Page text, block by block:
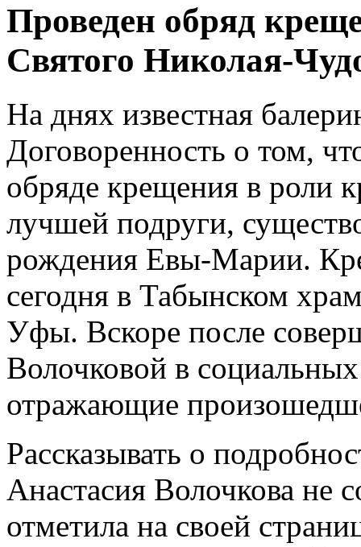
Проведен обряд
Святого Николая-
На днях известная
Договоренность о том,
обряде крещения в роли
лучшей подруги,
рождения Евы-Марии.
сегодня в Табынском
Уфы. Вскоре после
Волочковой в
отражающие
Рассказывать о
Анастасия Волочкова не
отметила на своей